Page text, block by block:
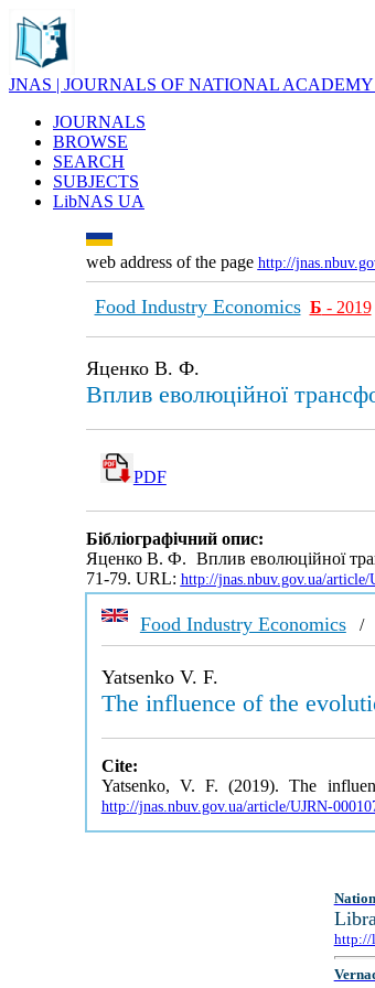
JNAS | JOURNALS OF NATIONAL
JOURNALS
BROWSE
SEARCH
SUBJECTS
LibNAS UA
web address of the page http://
Food Industry Economics Б - 2019
Яценко В. Ф.
Вплив еволюційної
PDF
Бібліографічний опис:
Яценко В. Ф. Вплив еволюційної
71-79. URL: http://jnas.nbuv.gov.ua/article/
Food Industry Economics/
Yatsenko V. F.
The influence of the
Cite:
Yatsenko, V. F. (2019). The
http://jnas.nbuv.gov.ua/article/UJRN-
http://